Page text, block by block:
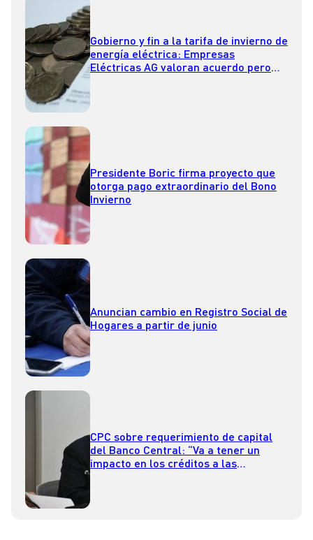
Gobierno y fin a la tarifa de invierno de
energía eléctrica: Empresas
Eléctricas AG valoran acuerdo pero
Presidente Boric firma proyecto que
otorga pago extraordinario del Bono
Invierno
Anuncian cambio en Registro Social de
Hogares a partir de junio
CPC sobre requerimiento de capital
del Banco Central: “Va a tener un
impacto en los créditos a las